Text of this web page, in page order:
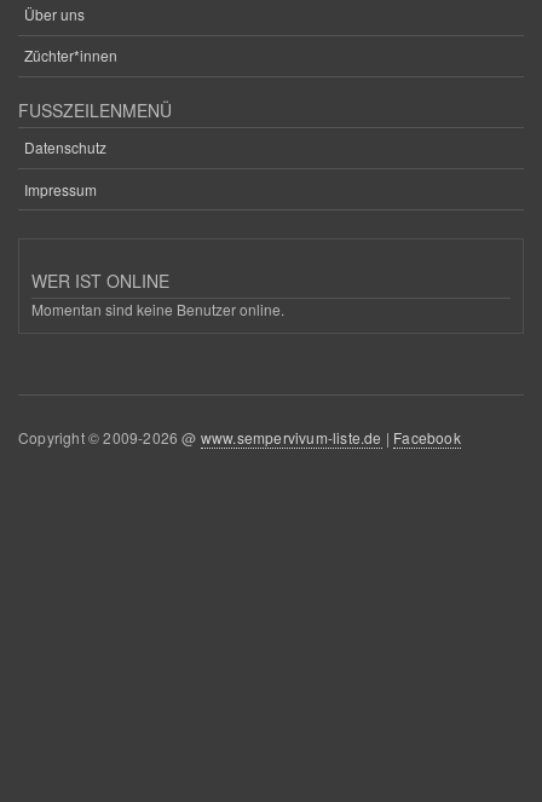
Über uns
Züchter*innen
FUSSZEILENMENÜ
Datenschutz
Impressum
WER IST ONLINE
Momentan sind keine Benutzer online.
Copyright © 2009-2026 @ www.sempervivum-liste.de | Facebook